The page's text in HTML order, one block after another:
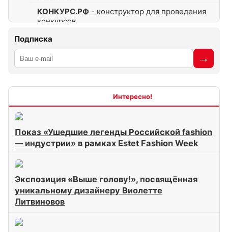
КОНКУРС.РФ - конструктор для проведения
конкурсов
Подписка
Показ «Ушедшие легенды Российской fashion
— индустрии» в рамках Estet Fashion Week
Экспозиция «Выше голову!», посвящённая
уникальному дизайнеру Виолетте
Литвиновов